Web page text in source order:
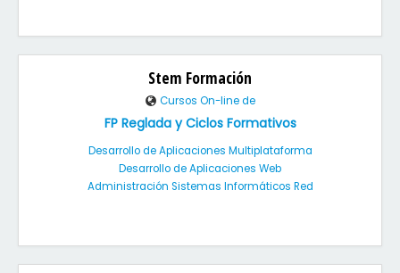
Stem Formación
Cursos On-line de
FP Reglada y Ciclos Formativos
Desarrollo de Aplicaciones Multiplataforma
Desarrollo de Aplicaciones Web
Administración Sistemas Informáticos Red